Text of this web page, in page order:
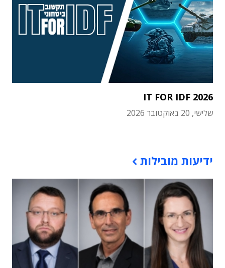
IT FOR IDF 2026
שלישי, 20 באוקטובר 2026
ידיעות מובילות